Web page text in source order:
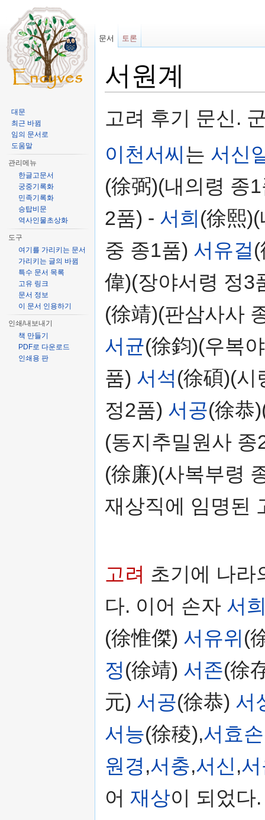
​서원계
고려 후기 문신.
이천서씨 는 서신
(徐弼)(내의령 종
2품) - 서희 (徐熙
중 종1품) 서유걸
偉)(장야서령 정3
(徐靖)(판삼사사
서균(徐鈞)(우복
품) 서석(徐碩)(시
정2품) 서공(徐恭
(동지추밀원사
(徐廉)(사복부령
재상직에 임명된
고려 초기에 나
다. 이어 손자 서
(徐惟傑) 서유위 (
정(徐靖) 서존(徐
元) 서공(徐恭) 서
서능(徐稜),서효손
원경 ,서충,서신 ,
어 재상이 되었다.
문서 토론
대문
최근 바뀜
임의 문서로
도움말
관리메뉴
한글고문서
궁중기록화
민족기록화
승탑비문
역사인물초상화
도구
여기를 가리키는 문서
가리키는 글의 바뀜
특수 문서 목록
고유 링크
문서 정보
이 문서 인용하기
인쇄/내보내기
책 만들기
PDF로 다운로드
인쇄용 판